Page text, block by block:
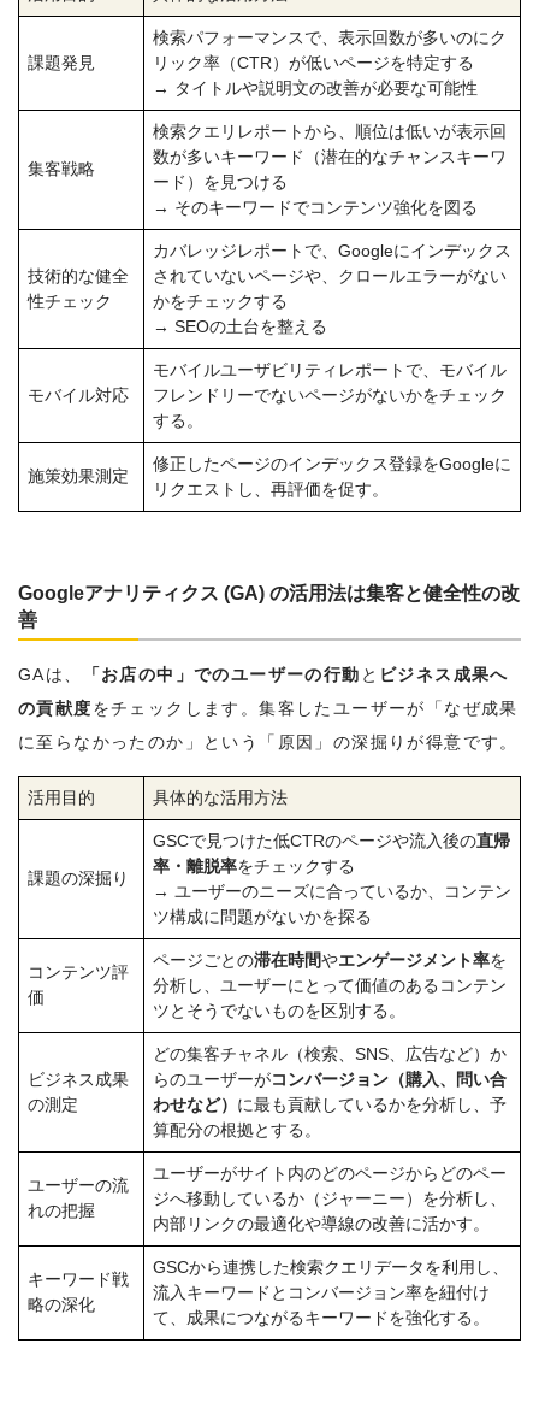
課題発見
検索パフォーマンスで、表示回数が多いのにク
リック率（CTR）が低いページを特定する
→ タイトルや説明文の改善が必要な可能性
集客戦略
検索クエリレポートから、順位は低いが表示回
数が多いキーワード（潜在的なチャンスキーワ
ード）を見つける
→ そのキーワードでコンテンツ強化を図る
技術的な健全
性チェック
カバレッジレポートで、Googleにインデックス
されていないページや、クロールエラーがない
かをチェックする
→ SEOの土台を整える
モバイル対応
モバイルユーザビリティレポートで、モバイル
フレンドリーでないページがないかをチェック
する。
施策効果測定
修正したページのインデックス登録をGoogleに
リクエストし、再評価を促す。
Googleアナリティクス (GA) の活用法は集客と健全性の改
善
GAは、 「お店の中」でのユーザーの行動 と ビジネス成果へ
の貢献度をチェックします。集客したユーザーが「なぜ成果
に至らなかったのか」という「原因」の深掘りが得意です。
活用目的 具体的な活用方法
課題の深掘り
GSCで見つけた低CTRのページや流入後の直帰
率・離脱率をチェックする
→ ユーザーのニーズに合っているか、コンテン
ツ構成に問題がないかを探る
コンテンツ評
価
ページごとの滞在時間やエンゲージメント率を
分析し、ユーザーにとって価値のあるコンテン
ツとそうでないものを区別する。
ビジネス成果
の測定
どの集客チャネル（検索、SNS、広告など）か
らのユーザーがコンバージョン（購入、問い合
わせなど） に最も貢献しているかを分析し、予
算配分の根拠とする。
ユーザーの流
れの把握
ユーザーがサイト内のどのページからどのペー
ジへ移動しているか（ジャーニー）を分析し、
内部リンクの最適化や導線の改善に活かす。
キーワード戦
略の深化
GSCから連携した検索クエリデータを利用し、
流入キーワードとコンバージョン率を紐付け
て、成果につながるキーワードを強化する。